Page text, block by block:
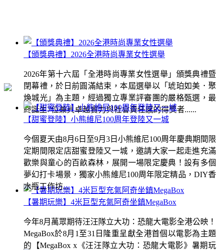
【頒獎典禮】2026全港時尚專業女性選舉
2026年第十六屆「全港時尚專業女性選舉」頒獎典禮暨
閉幕禮，於日前圓滿結束，本屆選舉以「琥珀如美．聚
煥城光」為主題，經過獨立專業評審團的嚴格甄選，最
終誕生7位兼具卓越實力與社會責任感的得獎者......
【暑期玩樂】4米巨型充氣阿奇坐鎮MegaBox
今年8月萬眾期待汪汪隊立大功：恐龍大電影全港公映！
MegaBox於8月1至31日隆重呈獻全港首個以電影為主題
的【MegaBox x《汪汪隊立大功：恐龍大電影》暑期玩
【甜蜜登陸】小熊維尼100周年登陸又一城
今個夏天由8月6日至9月3日小熊維尼100周年慶典期間限
定期間限定店甜蜜登陸又一城，邀請大家一起走進充滿
歡樂與童心的百畝森林，展開一場限定慶典！設有多個
夢幻打卡場景，獨家小熊維尼100周年限定精品，DIY香
水瓶工作坊...